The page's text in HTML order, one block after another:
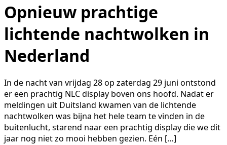
Opnieuw prachtige
lichtende nachtwolken in
Nederland
In de nacht van vrijdag 28 op zaterdag 29 juni ontstond
er een prachtig NLC display boven ons hoofd. Nadat er
meldingen uit Duitsland kwamen van de lichtende
nachtwolken was bijna het hele team te vinden in de
buitenlucht, starend naar een prachtig display die we dit
jaar nog niet zo mooi hebben gezien. Eén […]